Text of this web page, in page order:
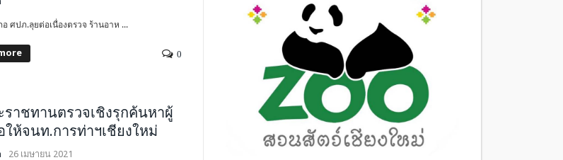
อ ศปภ.ลุยต่อเนื่องตรวจ ร้านอาห ...
0
ราชทานตรวจเชิงรุกค้นหาผู้
ให้จนท.การท่าฯเชียงใหม่
26 เมษายน 2021